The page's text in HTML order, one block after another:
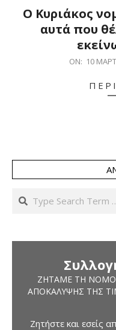
Ο Κυριάκος
αυτά που
ON: 10
Search
ΖΗΤΆΜΕ ΤΗ
ΑΠΟΚΆΛΥΨΗΣ ΤΗΣ
Ζητήστε και εσείς